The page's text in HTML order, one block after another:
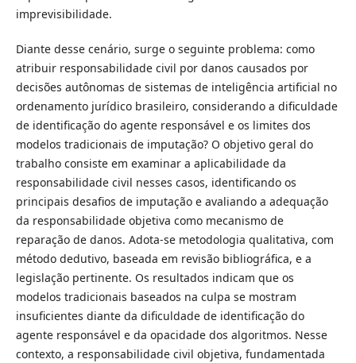
imprevisibilidade.
Diante desse cenário, surge o seguinte problema: como
atribuir responsabilidade civil por danos causados por
decisões autônomas de sistemas de inteligência artificial no
ordenamento jurídico brasileiro, considerando a dificuldade
de identificação do agente responsável e os limites dos
modelos tradicionais de imputação? O objetivo geral do
trabalho consiste em examinar a aplicabilidade da
responsabilidade civil nesses casos, identificando os
principais desafios de imputação e avaliando a adequação
da responsabilidade objetiva como mecanismo de
reparação de danos. Adota-se metodologia qualitativa, com
método dedutivo, baseada em revisão bibliográfica, e a
legislação pertinente. Os resultados indicam que os
modelos tradicionais baseados na culpa se mostram
insuficientes diante da dificuldade de identificação do
agente responsável e da opacidade dos algoritmos. Nesse
contexto, a responsabilidade civil objetiva, fundamentada